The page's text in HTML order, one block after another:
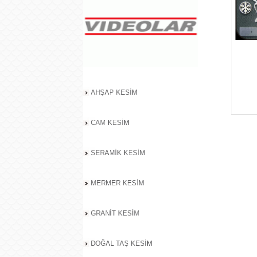
AHŞAP KESİM
CAM KESİM
SERAMİK KESİM
MERMER KESİM
GRANİT KESİM
DOĞAL TAŞ KESİM